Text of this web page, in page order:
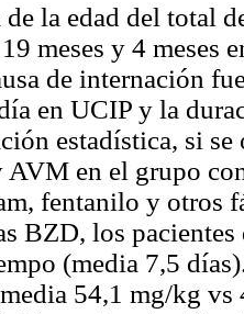
de la edad del total
meses y 4 meses
de internación
en UCIP y la
estadística, si
AVM en el grupo
, fentanilo y otros
BZD, los
(media 7,5
54,1 mg/kg vs